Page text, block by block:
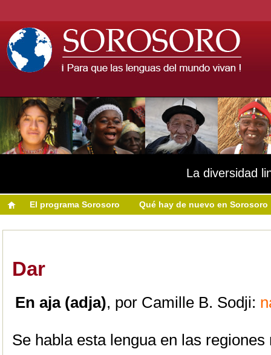
La diversidad
El programa Sorosoro Qué hay de nuevo en Sorosoro
Dar
En aja (adja), por Camille B. Sodji:
Se habla esta lengua en las